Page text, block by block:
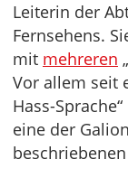
Leiterin der
Fernsehens.
mit mehreren
Vor allem seit
Hass-
eine der